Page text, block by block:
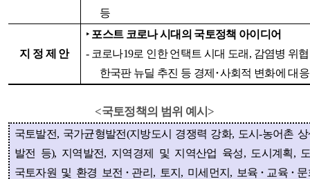
등
지 정 제 안
‣ 포스트 코로나 시대의 국토정책 아이디어
- 코로나19로 인한 언택트 시대 도래 , 감염병 위
한국판 뉴딜 추진 등 경제 ･사회적 변화에 대
<국토정책의 범위 예시>
국토발전, 국가균형발전(지방도시 경쟁력 강화, 도시-농어촌
발전 등), 지역발전, 지역경제 및 지역산업 육성, 도시계획,
국토자원 및 환경 보전 ･ 관리 , 토지 , 미세먼지 , 보육 ･ 교육 ･ 문